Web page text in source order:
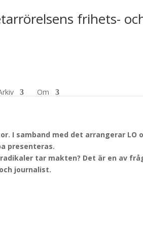
frihets-
Om
I EUROPA
I samband med det arrangerar LO
presenteras.
tar makten? Det är en av
journalist.